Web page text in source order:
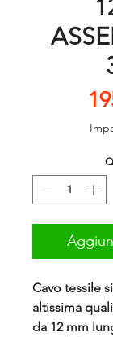
Cavo tessile
altissima
da 12 mm